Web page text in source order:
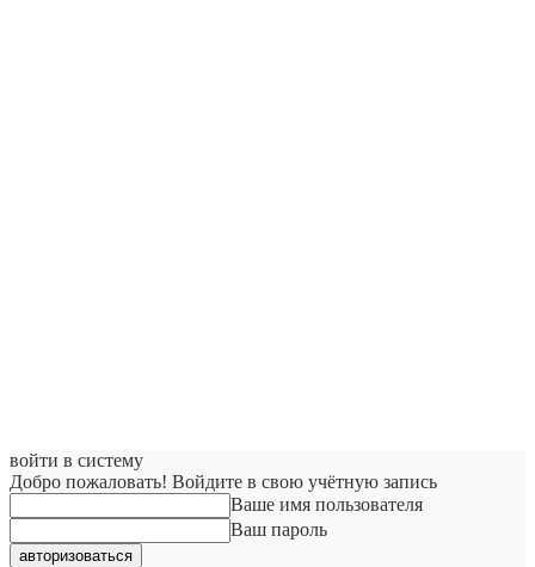
войти в систему
Добро пожаловать! Войдите в свою учётную запись
Ваше имя пользователя
Ваш пароль